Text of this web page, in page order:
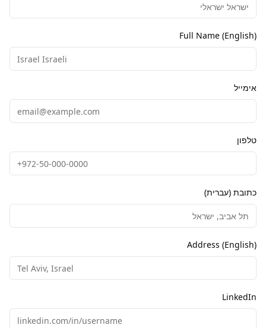
Full Name (English)
אימייל
טלפון
כתובת (עברית)
Address (English)
LinkedIn